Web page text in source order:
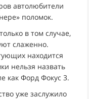
автолюбители
поломок.
в том случае,
слаженно.
находится
нельзя назвать
как Форд Фокус 3.
уже заслужило